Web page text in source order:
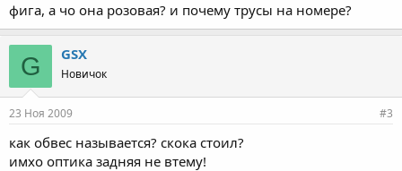
фига, а чо она розовая? и почему трусы на номере?
G GSX
Новичок
23 Ноя 2009 #3
как обвес называется? скока стоил?
имхо оптика задняя не втему!